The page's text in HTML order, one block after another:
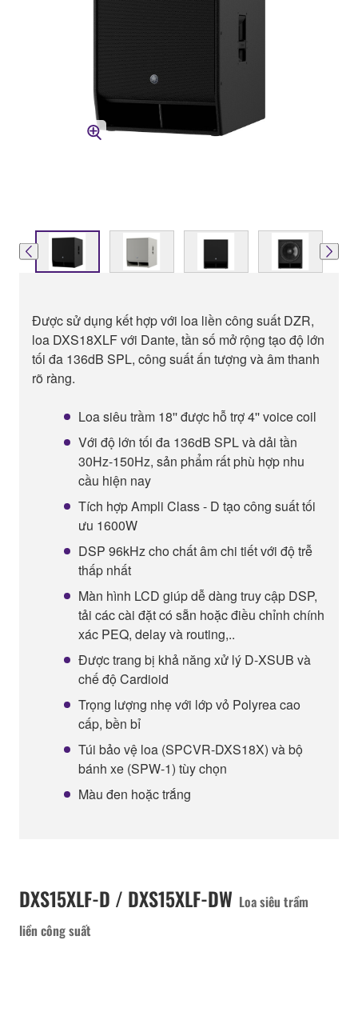
Được sử dụng kết hợp với loa liền công suất DZR,
loa DXS18XLF với Dante, tần số mở rộng tạo độ lớn
tối đa 136dB SPL, công suất ấn tượng và âm thanh
rõ ràng.
Loa siêu trầm 18'' được hỗ trợ 4'' voice coil
Với độ lớn tối đa 136dB SPL và dải tần
30Hz-150Hz, sản phẩm rất phù hợp nhu
cầu hiện nay
Tích hợp Ampli Class - D tạo công suất tối
ưu 1600W
DSP 96kHz cho chất âm chi tiết với độ trễ
thấp nhất
Màn hình LCD giúp dễ dàng truy cập DSP,
tải các cài đặt có sẵn hoặc điều chỉnh chính
xác PEQ, delay và routing,..
Được trang bị khả năng xử lý D-XSUB và
chế độ Cardioid
Trọng lượng nhẹ với lớp vỏ Polyrea cao
cấp, bền bỉ
Túi bảo vệ loa (SPCVR-DXS18X) và bộ
bánh xe (SPW-1) tùy chọn
Màu đen hoặc trắng
DXS15XLF-D / DXS15XLF-DW Loa siêu trầm
liền công suất